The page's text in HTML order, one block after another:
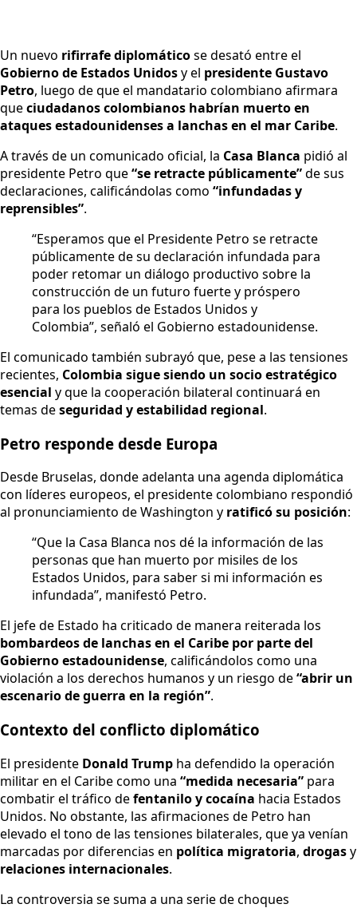
Un nuevo rifirrafe diplomáticose desató entre el
Gobierno de Estados Unidosy el presidente Gustavo
Petro, luego de que el mandatario colombiano afirmara
queciudadanos colombianos habrían muerto en
ataques estadounidenses a lanchas en el mar Caribe.
A través de un comunicado oficial, la Casa Blanca pidió al
presidente Petro que“se retracte públicamente”de sus
declaraciones, calificándolas como “infundadas y
reprensibles”.
“Esperamos que el Presidente Petro se retracte
públicamente de su declaración infundada para
poder retomar un diálogo productivo sobre la
construcción de un futuro fuerte y próspero
para los pueblos de Estados Unidos y
Colombia”, señaló el Gobierno estadounidense.
El comunicado también subrayó que, pese a las tensiones
recientes, Colombia sigue siendo un socio estratégico
esencial y que la cooperación bilateral continuará en
temas deseguridad y estabilidad regional.
Petro responde desde Europa
Desde Bruselas, donde adelanta una agenda diplomática
con líderes europeos, el presidente colombiano respondió
al pronunciamiento de Washington y ratificó su posición:
“Que la Casa Blanca nos dé la información de las
personas que han muerto por misiles de los
Estados Unidos, para saber si mi información es
infundada”, manifestó Petro.
El jefe de Estado ha criticado de manera reiterada los
bombardeos de lanchas en el Caribe por parte del
Gobierno estadounidense, calificándolos como una
violación a los derechos humanos y un riesgo de“abrir un
escenario de guerra en la región”.
Contexto del conflicto diplomático
El presidente Donald Trump ha defendido la operación
militar en el Caribe como una “medida necesaria” para
combatir el tráfico defentanilo y cocaína hacia Estados
Unidos. No obstante, las afirmaciones de Petro han
elevado el tono de las tensiones bilaterales, que ya venían
marcadas por diferencias en política migratoria, drogasy
relaciones internacionales.
La controversia se suma a una serie de choques